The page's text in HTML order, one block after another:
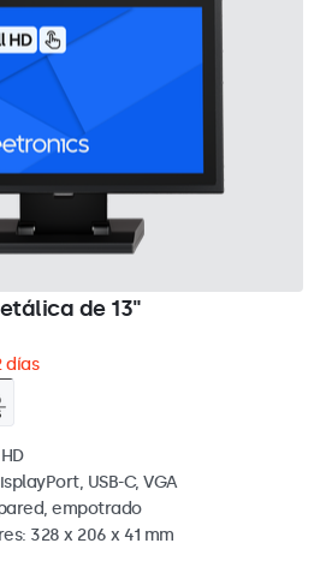
de 13"
días
USB-C, VGA
empotrado
328 x 206 x 41 mm